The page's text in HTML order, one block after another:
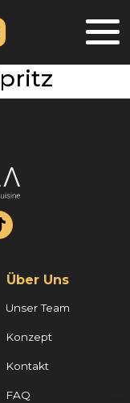
Über Uns
Unser Team
Konzept
Kontakt
FAQ